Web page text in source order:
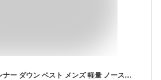
ダウンベスト スーツ インナー ダウン ベスト メンズ 軽量 ノースリーブ スーツベスト 大きいサイズ ビジネス 外回り インナーダウン 暖かい ダウンジャケット 釣り アウトドア スポーツ 観戦 サッカー 重ね着 レイヤード 防寒 秋 冬 機能性